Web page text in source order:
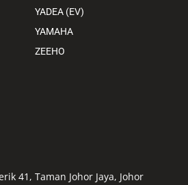
YADEA (EV)
YAMAHA
ZEEHO
41, Taman Johor Jaya, Johor